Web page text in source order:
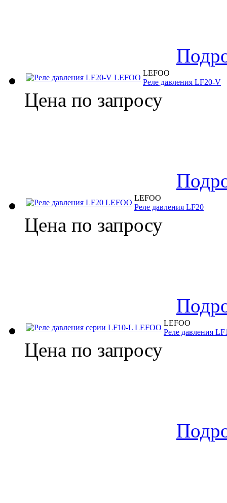
LEFOO
Реле давления LF20-V
Цена по запросу
LEFOO
Реле давления LF20
Цена по запросу
LEFOO
Реле давления
Цена по запросу